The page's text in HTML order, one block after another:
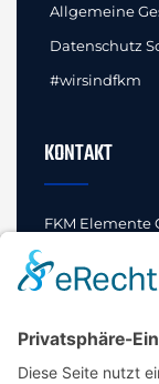
Allgemeine
Datenschutz
#wirsindfkm
KONTAKT
FKM Elemente
Bahnhofstraße
29462 Wustrow